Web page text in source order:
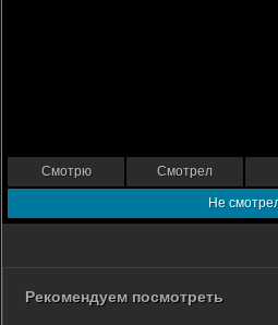
Смотрю Смотрел
Не
Рекомендуем посмотреть